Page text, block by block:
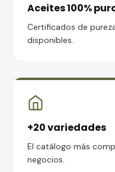
Aceites 100%
Certificados de
disponibles.
+20 variedades
El catálogo más
negocios.